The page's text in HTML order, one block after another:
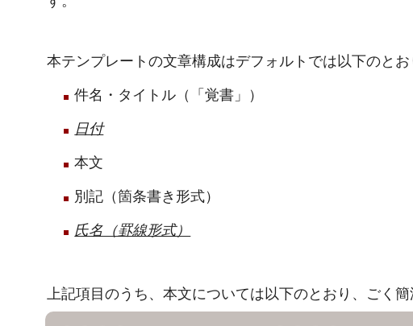
本テンプレートの文章構成はデフォルトでは以下のとお
件名・タイトル（「覚書」）
日付
本文
別記（箇条書き形式）
氏名（罫線形式）
上記項目のうち、本文については以下のとおり、ごく簡